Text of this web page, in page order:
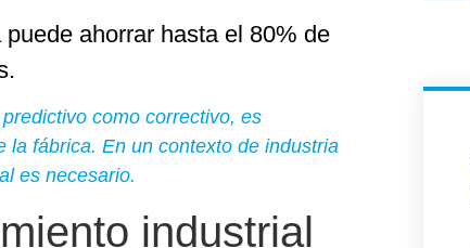
ahorrar hasta el 80% de
como correctivo, es
fábrica. En un contexto de industria
es necesario.
industrial